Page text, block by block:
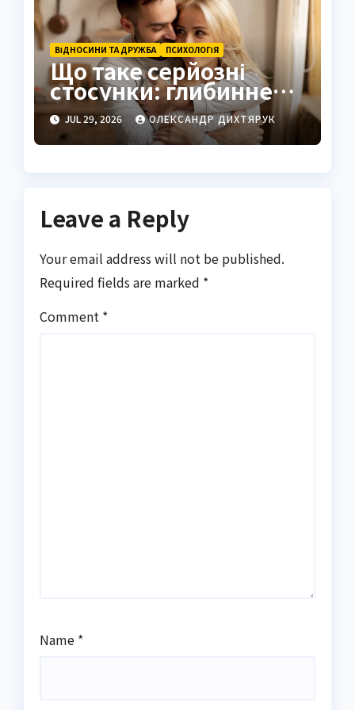
ВІДНОСИНИ ТА ДРУЖБА ПСИХОЛОГІЯ
Що таке серйозні
стосунки: глибинне
розуміння
справжнього
партнерства
JUL 29, 2026 ОЛЕКСАНДР ДИХТЯРУК
Leave a Reply
Your email address will not be published.
Required fields are marked *
Comment *
Name *